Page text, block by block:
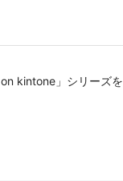
kintone」シリーズを